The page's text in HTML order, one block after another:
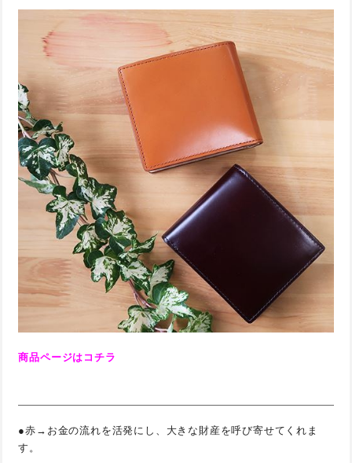
商品ページはコチラ
●赤→お金の流れを活発にし、大きな財産を呼び寄せてくれま
す。